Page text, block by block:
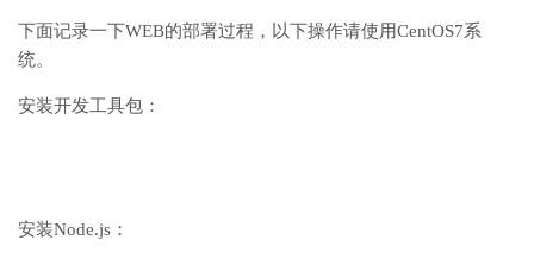
下面记录一下WEB的部署过程，以下操作请使用CentOS7系
统。
安装开发工具包：
安装Node.js：